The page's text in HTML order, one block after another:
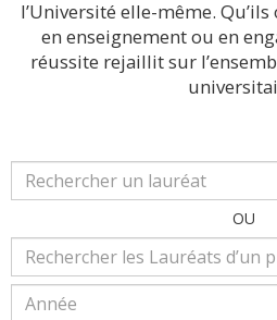
l’Université elle-même.
en enseignement ou en
réussite rejaillit sur
OU